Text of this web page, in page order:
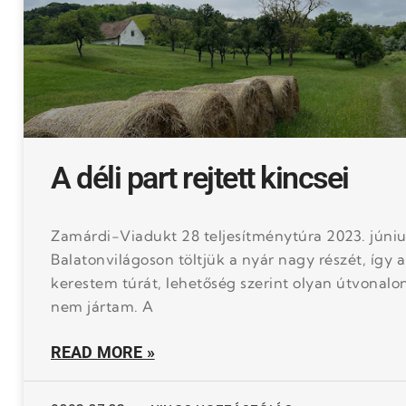
A déli part rejtett kincsei
Zamárdi-Viadukt 28 teljesítménytúra 2023.
Balatonvilágoson töltjük a nyár nagy részét, így
kerestem túrát, lehetőség szerint olyan
nem jártam. A
READ MORE »